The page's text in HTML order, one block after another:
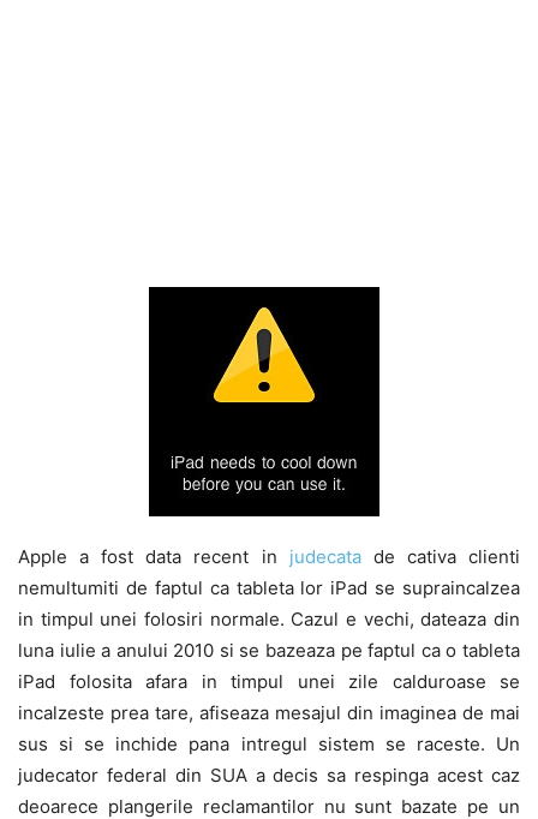
Apple a fost data recent in judecatade cativa clienti
nemultumiti de faptul ca tableta lor iPad se supraincalzea
in timpul unei folosiri normale. Cazul e vechi, dateaza din
luna iulie a anului 2010 si se bazeaza pe faptul ca o tableta
iPad folosita afara in timpul unei zile calduroase se
incalzeste prea tare, afiseaza mesajul din imaginea de mai
sus si se inchide pana intregul sistem se raceste. Un
judecator federal din SUA a decis sa respinga acest caz
deoarece plangerile reclamantilor nu sunt bazate pe un